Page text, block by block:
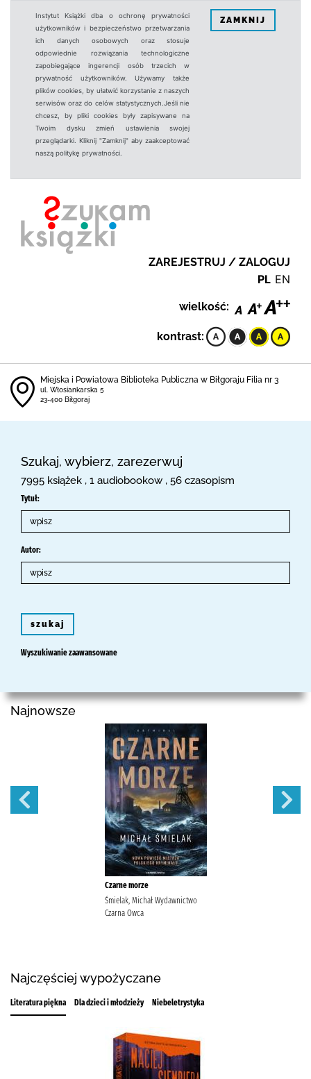
Instytut Książki dba o ochronę prywatności
użytkowników i bezpieczeństwo przetwarzania
ich danych osobowych oraz stosuje
odpowiednie rozwiązania technologiczne
zapobiegające ingerencji osób trzecich w
prywatność użytkowników. Używamy także
plików cookies, by ułatwić korzystanie z naszych
serwisów oraz do celów statystycznych.Jeśli nie
chcesz, by pliki cookies były zapisywane na
Twoim dysku zmień ustawienia swojej
przeglądarki. Kliknij "Zamknij" aby zaakceptować
naszą politykę prywatności.
ZAMKNIJ
ZAREJESTRUJ / ZALOGUJ
PL EN
wielkość:
kontrast:
Miejska i Powiatowa Biblioteka Publiczna w Biłgoraju Filia nr 3
ul. Włosiankarska 5
23-400 Biłgoraj
Szukaj, wybierz, zarezerwuj
7995 książek , 1 audiobookow , 56 czasopism
Tytuł:
Autor:
szukaj
Wyszukiwanie zaawansowane
Najnowsze
Czarne morze
Śmielak, Michał Wydawnictwo
Czarna Owca
Najczęściej wypożyczane
Literatura piękna Dla dzieci i młodzieży Niebeletrystyka